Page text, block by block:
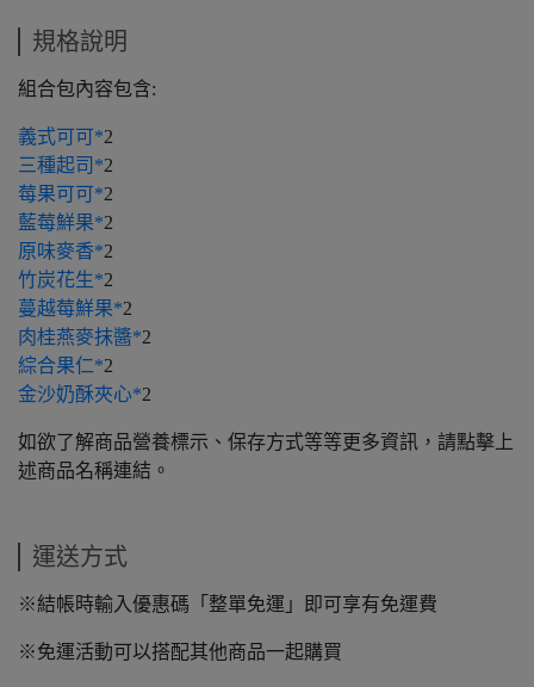
規格說明
組合包內容包含:
義式可可*2
三種起司*2
莓果可可*2
藍莓鮮果*2
原味麥香*2
竹炭花生*2
蔓越莓鮮果*2
肉桂燕麥抹醬*2
綜合果仁*2
金沙奶酥夾心*2
如欲了解商品營養標示、保存方式等等更多資訊，請點擊上
述商品名稱連結。
運送方式
※結帳時輸入優惠碼「整單免運」即可享有免運費
※免運活動可以搭配其他商品一起購買